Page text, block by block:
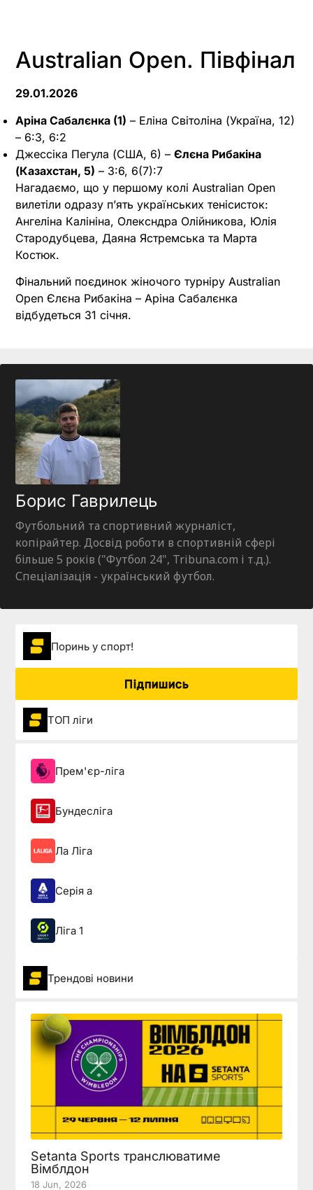
Australian Open. Півфінал
29.01.2026
Аріна Сабалєнка (1) – Еліна Світоліна (Україна, 12)
– 6:3, 6:2
Джессіка Пегула (США, 6) – Єлєна Рибакіна
(Казахстан, 5) – 3:6, 6(7):7
Нагадаємо, що у першому колі Australian Open
вилетіли одразу п’ять українських тенісисток:
Ангеліна Калініна, Олексндра Олійникова, Юлія
Стародубцева, Даяна Ястремська та Марта
Костюк.
Фінальний поєдинок жіночого турніру Australian
Open Єлєна Рибакіна – Аріна Сабалєнка
відбудеться 31 січня.
Борис Гаврилець
Футбольний та спортивний журналіст,
копірайтер. Досвід роботи в спортивній сфері
більше 5 років ("Футбол 24", Tribuna.com і т.д.).
Спеціалізація - український футбол.
Поринь у спорт!
Підпишись
ТОП ліги
Прем'єр-ліга
Бундесліга
Ла Ліга
Серія а
Ліга 1
Трендові новини
Setanta Sports транслюватиме
Вімблдон
18 Jun, 2026